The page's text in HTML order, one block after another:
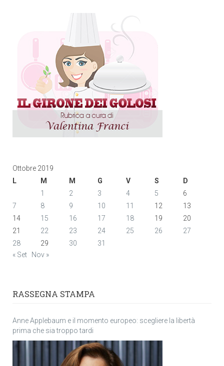
Ottobre 2019
L
M M G V S
D
1
2 3 4 5
6
7
8 9 10 11 12
13
14
15 16 17 18 19
20
21
22 23 24 25 26
27
28
29 30
31
« Set
Nov »
RASSEGNA STAMPA
Anne Applebaum e il momento europeo: scegliere la libertà
prima che sia troppo tardi